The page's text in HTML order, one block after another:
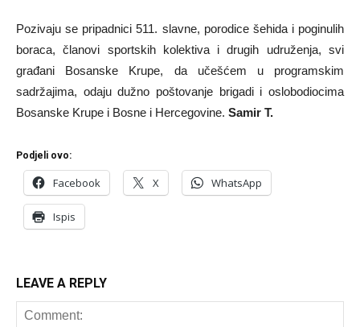
Pozivaju se pripadnici 511. slavne, porodice šehida i poginulih
boraca, članovi sportskih kolektiva i drugih udruženja, svi
građani Bosanske Krupe, da učešćem u programskim
sadržajima, odaju dužno poštovanje brigadi i oslobodiocima
Bosanske Krupe i Bosne i Hercegovine. Samir T.
Podjeli ovo:
Facebook X WhatsApp
Ispis
LEAVE A REPLY